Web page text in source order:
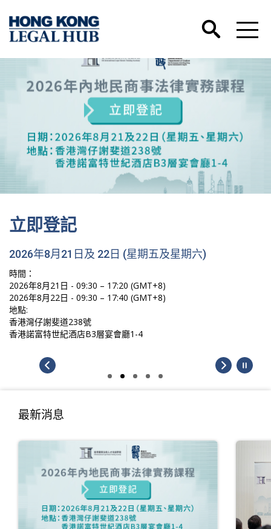
立即登記
2026年8月21日及 22日 (星期五及星期六)
時間：
2026年8月21日 - 09:30 – 17:20 (GMT+8)
2026年8月22日 - 09:30 – 17:40 (GMT+8)
地點:
香港灣仔謝斐道238號
香港諾富特世紀酒店B3層宴會廳1-4
最新消息